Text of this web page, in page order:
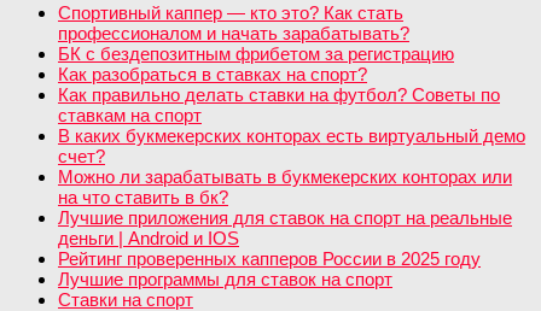
Спортивный каппер — кто это? Как стать
профессионалом и начать зарабатывать?
БК с бездепозитным фрибетом за регистрацию
Как разобраться в ставках на спорт?
Как правильно делать ставки на футбол? Советы по
ставкам на спорт
В каких букмекерских конторах есть виртуальный демо
счет?
Можно ли зарабатывать в букмекерских конторах или
на что ставить в бк?
Лучшие приложения для ставок на спорт на реальные
деньги | Android и IOS
Рейтинг проверенных капперов России в 2025 году
Лучшие программы для ставок на спорт
Ставки на спорт